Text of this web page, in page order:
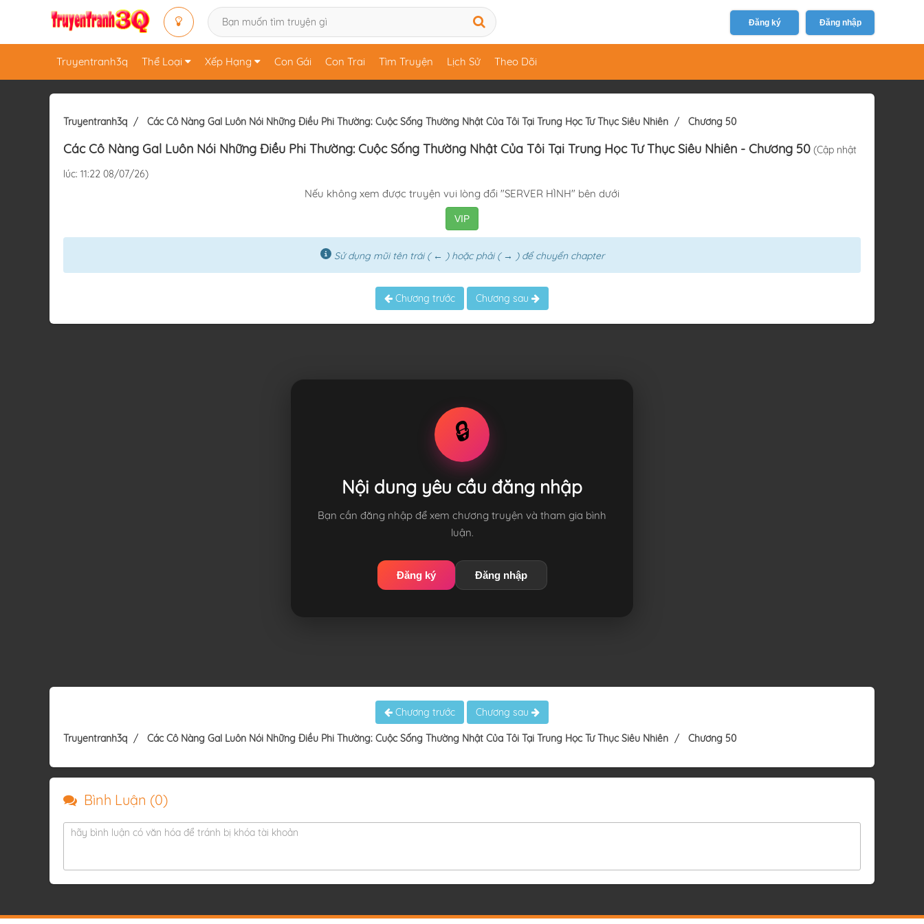
Đăng ký Đăng nhập
Truyentranh3q Thể Loại Xếp Hạng Con Gái Con Trai Tìm Truyện Lịch Sử Theo Dõi
Truyentranh3q Các Cô Nàng Gal Luôn Nói Những Điều Phi Thường: Cuộc Sống Thường Nhật Của Tôi Tại Trung Học Tư Thục Siêu Nhiên Chương 50
Các Cô Nàng Gal Luôn Nói Những Điều Phi Thường: Cuộc Sống Thường Nhật Của Tôi Tại Trung Học Tư Thục Siêu Nhiên - Chương 50 (Cập nhật
lúc: 11:22 08/07/26)
Nếu không xem được truyện vui lòng đổi "SERVER HÌNH" bên dưới
VIP
Sử dụng mũi tên trái ( ← ) hoặc phải ( → ) để chuyển chapter
Chương trước Chương sau
🔒
Nội dung yêu cầu đăng nhập
Bạn cần đăng nhập để xem chương truyện và tham gia bình
luận.
Đăng ký Đăng nhập
Chương trước Chương sau
Truyentranh3q Các Cô Nàng Gal Luôn Nói Những Điều Phi Thường: Cuộc Sống Thường Nhật Của Tôi Tại Trung Học Tư Thục Siêu Nhiên Chương 50
Bình Luận (0)
hãy bình luận có văn hóa để tránh bị khóa tài khoản